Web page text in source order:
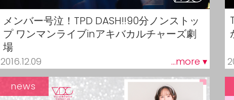
メンバー号泣！TPD DASH!!90分ノンストッ
プ ワンマンライブinアキバカルチャーズ劇
場
2016.12.09 ...more ▾
news